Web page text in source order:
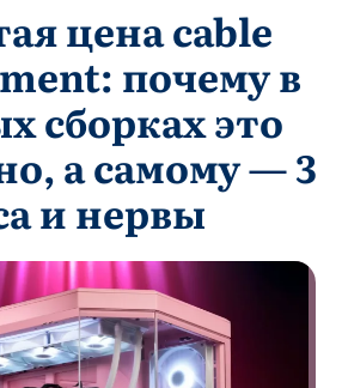
цена cable
почему в
сборках это
а самому — 3
и нервы